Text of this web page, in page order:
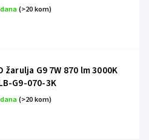
(>20 kom)
žarulja G9 7W 870 lm 3000K
G9-070-3K
(>20 kom)